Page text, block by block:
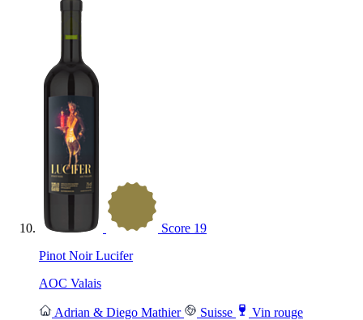
Score 19
Pinot Noir Lucifer
AOC Valais
Adrian & Diego Mathier Suisse
Vin rouge